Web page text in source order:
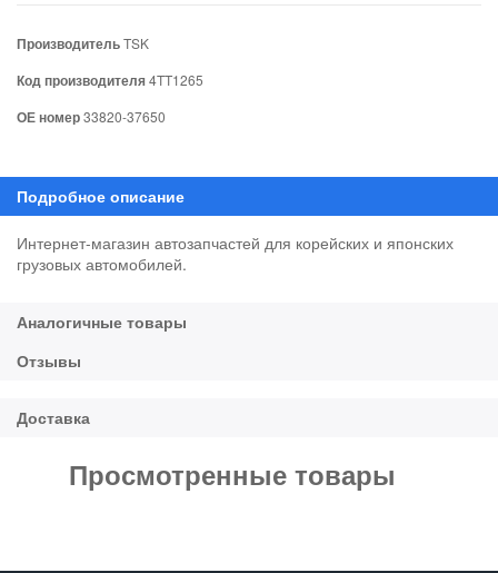
ПроизводительTSK
Код производителя4TT1265
ОЕ номер33820-37650
Интернет-магазин автозапчастей для корейских и японских
грузовых автомобилей.
Просмотренные товары